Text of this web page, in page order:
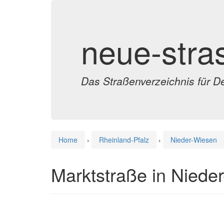
neue-
Das Straßenverzeichnis für
Home › Rheinland-Pfalz › Nieder-Wiesen
Marktstraße in